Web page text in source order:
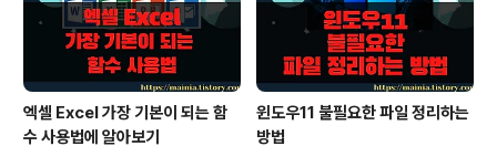
니다. 1. 정수를 분리한다..
엑셀 Excel 가장 기본이 되는 함
수 사용법에 알아보기
윈도우11 불필요한 파일 정리하는
방법